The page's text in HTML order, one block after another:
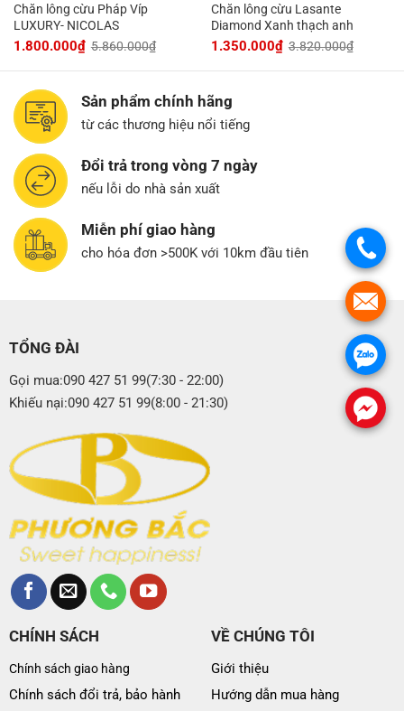
Chăn lông cừu Pháp Víp
LUXURY- NICOLAS
5.860.000₫
Giá
là:
1.800.000₫
Giá
tại
1.800.000₫.
Chăn lông cừu Lasante
Diamond Xanh thạch anh
3.820.000₫
Giá
là:
1.350.000₫
Giá
tại
1.350.000₫.
Sản phẩm chính hãng
từ các thương hiệu nổi tiếng
Đổi trả trong vòng 7 ngày
nếu lỗi do nhà sản xuất
Miễn phí giao hàng
cho hóa đơn >500K với 10km đầu tiên
TỔNG ĐÀI
Gọi mua:090 427 51 99(7:30 - 22:00)
Khiếu nại:090 427 51 99(8:00 - 21:30)
CHÍNH SÁCH
Chính sách giao hàng
Chính sách đổi trả, bảo hành
VỀ CHÚNG TÔI
Giới thiệu
Hướng dẫn mua hàng
.
.
.
.